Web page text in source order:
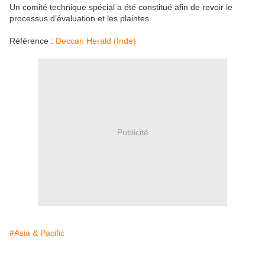
Un comité technique spécial a été constitué afin de revoir le
processus d’évaluation et les plaintes.
Référence : Deccan Herald (Inde)
Publicité
#Asia & Pacific